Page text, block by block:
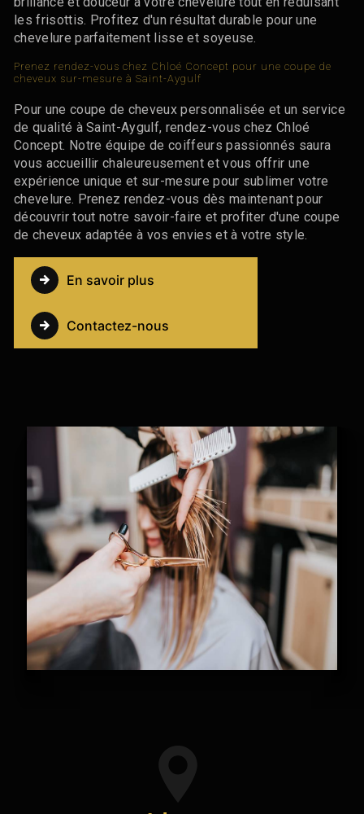
les frisottis. Profitez d'un résultat durable pour une
chevelure parfaitement lisse et soyeuse.
Prenez rendez-vous chez Chloé Concept pour une coupe de
cheveux sur-mesure à Saint-Aygulf
Pour une coupe de cheveux personnalisée et un service
de qualité à Saint-Aygulf, rendez-vous chez Chloé
Concept. Notre équipe de coiffeurs passionnés saura
vous accueillir chaleureusement et vous offrir une
expérience unique et sur-mesure pour sublimer votre
chevelure. Prenez rendez-vous dès maintenant pour
découvrir tout notre savoir-faire et profiter d'une coupe
de cheveux adaptée à vos envies et à votre style.
En savoir plus
Contactez-nous